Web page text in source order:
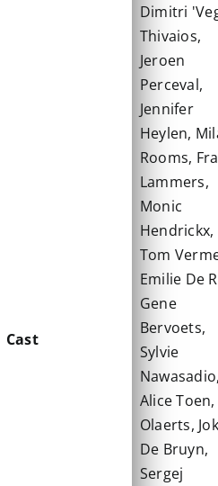
Cast
Dimitri
Thivaios,
Jeroen
Perceval,
Jennifer
Heylen,
Rooms,
Lammers,
Monic
Hendrickx,
Tom
Emilie De
Gene
Bervoets,
Sylvie
Alice Toen,
Olaerts,
De Bruyn,
Sergej